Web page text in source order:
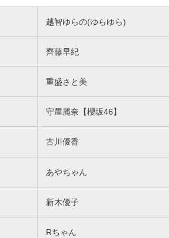
越智ゆらの(ゆらゆら)
齊藤早紀
重盛さと美
守屋麗奈【櫻坂46】
古川優香
あやちゃん
新木優子
Rちゃん